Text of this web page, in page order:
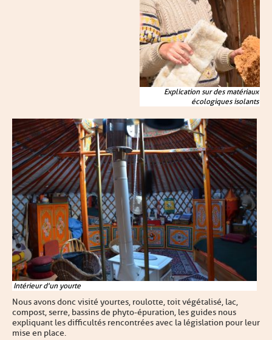
Explication sur des matériaux
écologiques isolants
Intérieur d'un yourte
Nous avons donc visité yourtes, roulotte, toit végétalisé, lac,
compost, serre, bassins de phyto-épuration, les guides nous
expliquant les difficultés rencontrées avec la législation pour leur
mise en place.